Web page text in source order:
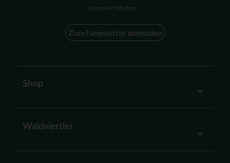
informiert bleiben ...
Zum Newsletter anmelden
Shop
Waldviertler